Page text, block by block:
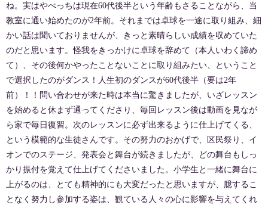
ね。実はやべっちは現在60代後半という年齢もさることながら、当
教室に通い始めたのが2年前。それまでは卓球を一途に取り組み、細
かい話は聞いておりませんが、きっと素晴らしい成績を収めていた
のだと思います。怪我をきっかけに卓球を辞めて（本人いわく諦め
て）、その後何かやったことないことに取り組みたい、ということ
で選択したのがダンス！人生初のダンスが60代後半（要は2年
前）！！問い合わせが来た時は本当に驚きましたが、いざレッスン
を始めると休まず通ってくださり、毎回レッスン後は動画を見なが
ら家で毎日復習。次のレッスンに必ず出来るように仕上げてくる、
という模範的な生徒さんです。その努力のおかげで、区民祭り、イ
オンでのステージ、発表会と舞台が続きましたが、どの舞台もしっ
かり振付を覚えて仕上げてくださいました。小学生と一緒に舞台に
上がるのは、とても精神的にも大変だったと思いますが、臆するこ
となく努力し参加する姿は、観ている人々の心に影響を与えてくれ